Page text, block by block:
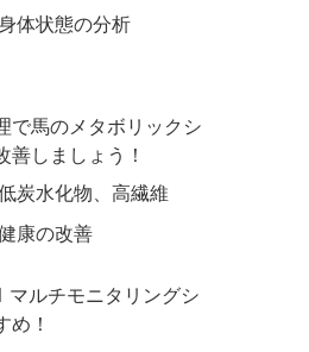
体状態の分析
で馬のメタボリックシ
善しましょう！
炭水化物、高繊維
康の改善
ルチモニタリングシ
め！